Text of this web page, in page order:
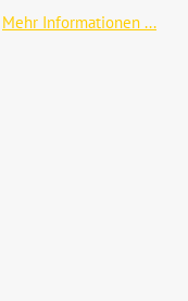
Mehr Informationen ...